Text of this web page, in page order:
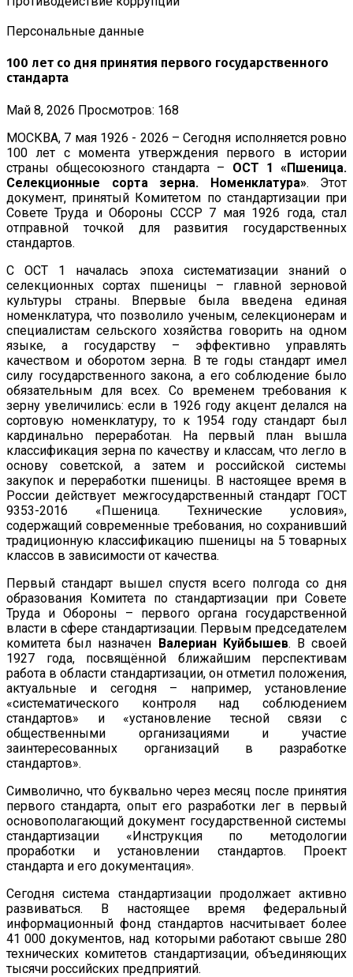
Персональные данные
100 лет со дня принятия первого государственного
стандарта
Май 8, 2026 Просмотров: 168
МОСКВА, 7 мая 1926 - 2026 – Сегодня исполняется ровно
100 лет с момента утверждения первого в истории
страны общесоюзного стандарта – ОСТ 1 «Пшеница.
Селекционные сорта зерна. Номенклатура». Этот
документ, принятый Комитетом по стандартизации при
Совете Труда и Обороны СССР 7 мая 1926 года, стал
отправной точкой для развития государственных
стандартов.
С ОСТ 1 началась эпоха систематизации знаний о
селекционных сортах пшеницы – главной зерновой
культуры страны. Впервые была введена единая
номенклатура, что позволило ученым, селекционерам и
специалистам сельского хозяйства говорить на одном
языке, а государству – эффективно управлять
качеством и оборотом зерна. В те годы стандарт имел
силу государственного закона, а его соблюдение было
обязательным для всех. Со временем требования к
зерну увеличились: если в 1926 году акцент делался на
сортовую номенклатуру, то к 1954 году стандарт был
кардинально переработан. На первый план вышла
классификация зерна по качеству и классам, что легло в
основу советской, а затем и российской системы
закупок и переработки пшеницы. В настоящее время в
России действует межгосударственный стандарт ГОСТ
9353-2016 «Пшеница. Технические условия»,
содержащий современные требования, но сохранивший
традиционную классификацию пшеницы на 5 товарных
классов в зависимости от качества.
Первый стандарт вышел спустя всего полгода со дня
образования Комитета по стандартизации при Совете
Труда и Обороны – первого органа государственной
власти в сфере стандартизации. Первым председателем
комитета был назначен Валериан Куйбышев. В своей
1927 года, посвящённой ближайшим перспективам
работа в области стандартизации, он отметил положения,
актуальные и сегодня – например, установление
«систематического контроля над соблюдением
стандартов» и «установление тесной связи с
общественными организациями и участие
заинтересованных организаций в разработке
стандартов».
Символично, что буквально через месяц после принятия
первого стандарта, опыт его разработки лег в первый
основополагающий документ государственной системы
стандартизации «Инструкция по методологии
проработки и установлении стандартов. Проект
стандарта и его документация».
Сегодня система стандартизации продолжает активно
развиваться. В настоящее время федеральный
информационный фонд стандартов насчитывает более
41 000 документов, над которыми работают свыше 280
технических комитетов стандартизации, объединяющих
тысячи российских предприятий.